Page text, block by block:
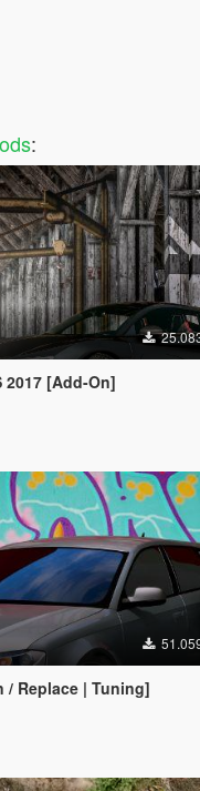
:
2017 [Add-On]
/ Replace | Tuning]